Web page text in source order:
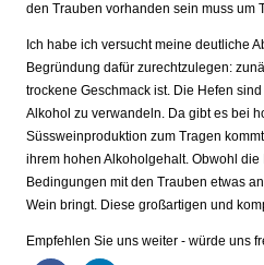
den Trauben vorhanden sein muss um
Ich habe ich versucht meine deutliche
Begründung dafür zurechtzulegen:
trockene Geschmack ist. Die Hefen
Alkohol zu verwandeln. Da gibt es bei
Süssweinproduktion zum Tragen
ihrem hohen Alkoholgehalt. Obwohl
Bedingungen mit den Trauben etwas
Wein bringt. Diese großartigen und
Empfehlen Sie uns weiter - würde uns